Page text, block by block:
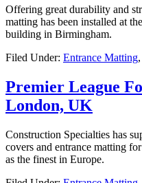
Offering great durability and
matting has been installed at
building in Birmingham.
Filed Under: Entrance Matting,
Premier League
London, UK
Construction Specialties has
covers and entrance matting
as the finest in Europe.